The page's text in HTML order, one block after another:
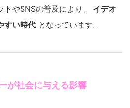
やSNSの普及により、 イデオ
すい時代 となっています。
が社会に与える影響